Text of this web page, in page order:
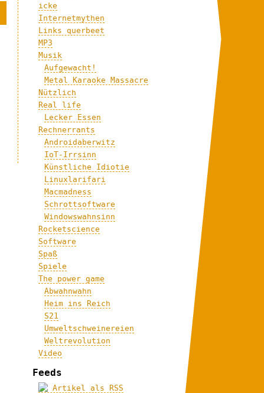
icke
Internetmythen
Links querbeet
MP3
Musik
Aufgewacht!
Metal Karaoke Massacre
Nützlich
Real life
Lecker Essen
Rechnerrants
Androidaberwitz
IoT-Irrsinn
Künstliche Idiotie
Linuxlarifari
Macmadness
Schrottsoftware
Windowswahnsinn
Rocketscience
Software
Spaß
Spiele
The power game
Abwahnwahn
Heim ins Reich
S21
Umweltschweinereien
Weltrevolution
Video
Feeds
Artikel als RSS